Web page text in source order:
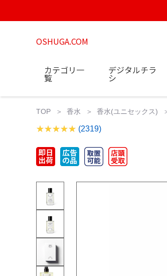
OSHUGA.COM
カテゴリ一
覧
デジタルチラ
シ
TOP 香水 香水(ユニセックス)
(2319)